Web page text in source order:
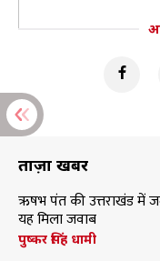
ताज़ा खबरें
ऋषभ पंत की उत्तराखंड में
यह मिला जवाब
पुष्कर सिंह धामी